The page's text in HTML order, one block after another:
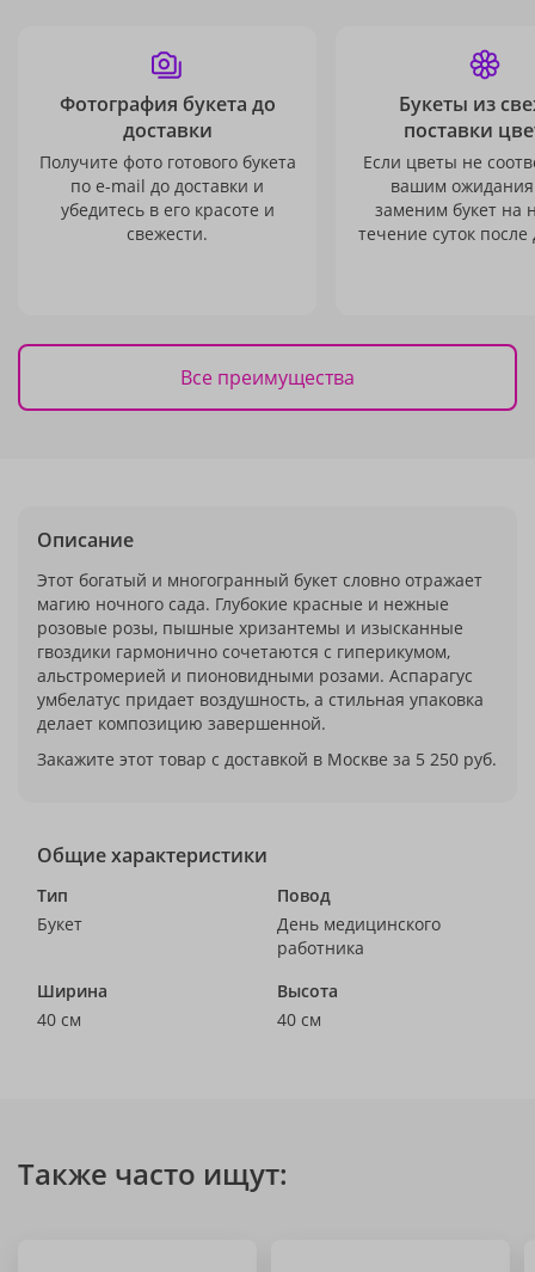
Фотография букета до
доставки
Получите фото готового букета
по e-mail до доставки и
убедитесь в его красоте и
свежести.
Букеты из
поставки
Если цветы не
вашим
заменим букет на
течение суток после
Все преимущества
Описание
Этот богатый и многогранный букет словно отражает
магию ночного сада. Глубокие красные и нежные
розовые розы, пышные хризантемы и изысканные
гвоздики гармонично сочетаются с гиперикумом,
альстромерией и пионовидными розами. Аспарагус
умбелатус придает воздушность, а стильная упаковка
делает композицию завершенной.
Закажите этот товар с доставкой в Москве за 5 250 руб.
Общие характеристики
Тип
Букет
Повод
День медицинского
работника
Ширина
40 см
Высота
40 см
Также часто ищут: